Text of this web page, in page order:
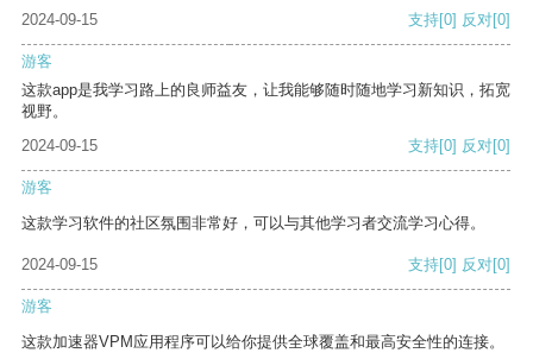
2024-09-15 支持[0] 反对[0]
游客
这款app是我学习路上的良师益友，让我能够随时随地学习新知识，拓宽
视野。
2024-09-15
支持[0] 反对[0]
游客
这款学习软件的社区氛围非常好，可以与其他学习者交流学习心得。
2024-09-15 支持[0] 反对[0]
游客
这款加速器VPM应用程序可以给你提供全球覆盖和最高安全性的连接。